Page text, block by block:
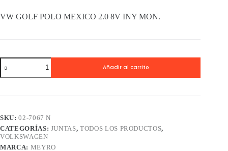
VW GOLF POLO MEXICO 2.0 8V INY MON.
Juntas
Multiple
admision
MEXICO
2.0
8V
INY
Añadir al carrito
SKU:02-7067 N
CATEGORÍAS: JUNTAS,TODOS LOS PRODUCTOS,
VOLKSWAGEN
MARCA: MEYRO